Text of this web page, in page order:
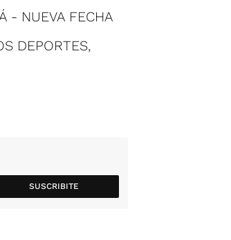
- NUEVA FECHA
DEPORTES,
SUSCRIBITE